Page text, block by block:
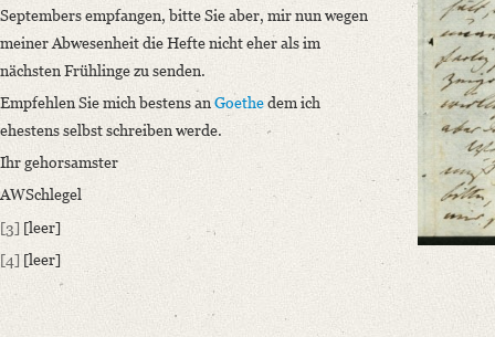
Septembers empfangen, bitte Sie aber, mir nun wegen
meiner Abwesenheit die Hefte nicht eher als im
nächsten Frühlinge zu senden.
Empfehlen Sie mich bestens anGoethedem ich
ehestens selbst schreiben werde.
Ihr gehorsamster
AWSchlegel
[3] [leer]
[4] [leer]